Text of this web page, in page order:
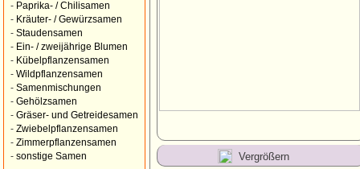
- Paprika- / Chilisamen
- Kräuter- / Gewürzsamen
- Staudensamen
- Ein- / zweijährige Blumen
- Kübelpflanzensamen
- Wildpflanzensamen
- Samenmischungen
- Gehölzsamen
- Gräser- und Getreidesamen
- Zwiebelpflanzensamen
- Zimmerpflanzensamen
- sonstige Samen Vergrößern